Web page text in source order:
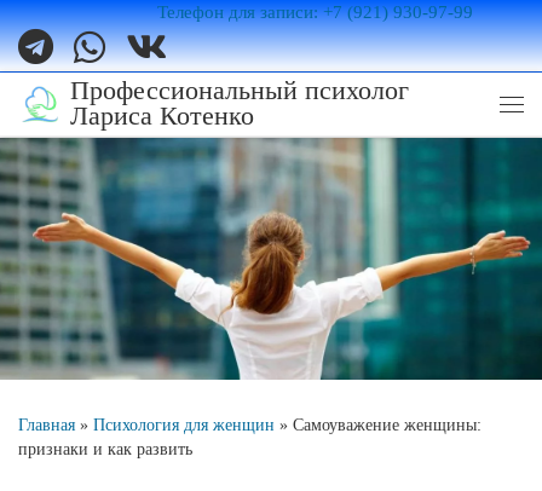
Перейти к содержимому
Телефон для записи: +7 (921) 930-97-99
Профессиональный психолог
Лариса Котенко
Главная » Психология для женщин » Самоуважение женщины:
признаки и как развить